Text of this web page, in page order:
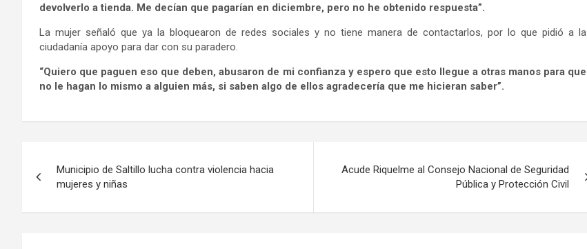
devolverlo a tienda. Me decían que pagarían en diciembre, pero no he obtenido respuesta”.
La mujer señaló que ya la bloquearon de redes sociales y no tiene manera de contactarlos, por lo que pidió a la
ciudadanía apoyo para dar con su paradero.
“Quiero que paguen eso que deben, abusaron de mi confianza y espero que esto llegue a otras manos para que
no le hagan lo mismo a alguien más, si saben algo de ellos agradecería que me hicieran saber”.
de
entradas
Municipio de Saltillo lucha contra violencia hacia
mujeres y niñas
Acude Riquelme al Consejo Nacional de Seguridad
Pública y Protección Civil